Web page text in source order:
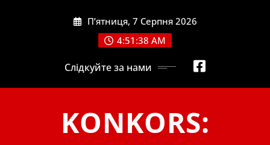
П’ятниця, 7 Серпня 2026
4:51:39 AM
Слідкуйте за нами
KONKORS: